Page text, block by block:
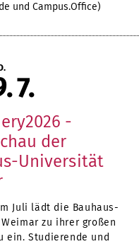
und Campus.Office)
7
-
der
Universität
Juli lädt die Bauhaus-
zu ihrer großen
ein. Studierende und